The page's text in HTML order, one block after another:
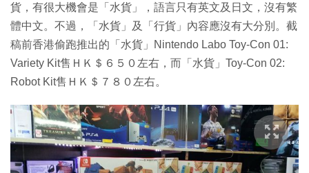
貨，有很大機會是「水貨」，語言只有英文及日文，沒有繁
體中文。不過，「水貨」及「行貨」內容應沒有大分別。截
稿前香港偷跑推出的「水貨」Nintendo Labo Toy-Con 01:
Variety Kit售ＨＫ＄６５０左右，而「水貨」Toy-Con 02:
Robot Kit售ＨＫ＄７８０左右。